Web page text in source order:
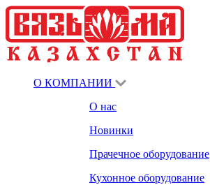
О КОМПАНИИ
О нас
Новинки
Прачечное оборудование
Кухонное оборудование